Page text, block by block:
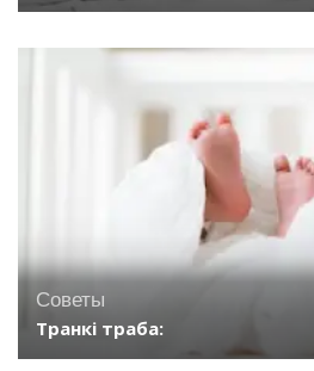
Советы
Транкі траба: